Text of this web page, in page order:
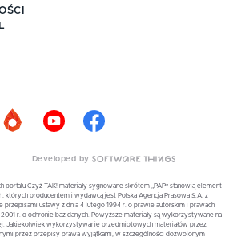
Developed by
portalu Czyż TAK! materiały sygnowane skrótem „PAP” stanowią element
których producentem i wydawcą jest Polska Agencja Prasowa S.A. z
przepisami ustawy z dnia 4 lutego 1994 r. o prawie autorskim i prawach
r. o ochronie baz danych. Powyższe materiały są wykorzystywane na
Jakiekolwiek wykorzystywanie przedmiotowych materiałów przez
przez przepisy prawa wyjątkami, w szczególności dozwolonym